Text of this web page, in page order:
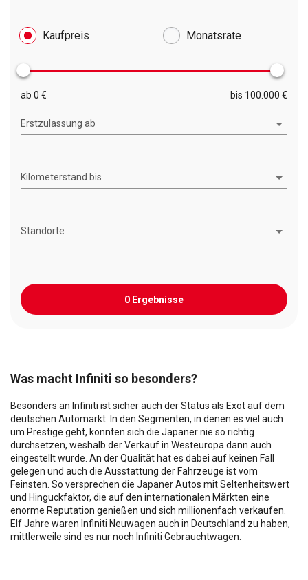
Kaufpreis Monatsrate
ab 0 € bis 100.000 €
Erstzulassung ab
Kilometerstand bis
Standorte
0 Ergebnisse
Was macht Infiniti so besonders?
Besonders an Infiniti ist sicher auch der Status als Exot auf dem
deutschen Automarkt. In den Segmenten, in denen es viel auch
um Prestige geht, konnten sich die Japaner nie so richtig
durchsetzen, weshalb der Verkauf in Westeuropa dann auch
eingestellt wurde. An der Qualität hat es dabei auf keinen Fall
gelegen und auch die Ausstattung der Fahrzeuge ist vom
Feinsten. So versprechen die Japaner Autos mit Seltenheitswert
und Hinguckfaktor, die auf den internationalen Märkten eine
enorme Reputation genießen und sich millionenfach verkaufen.
Elf Jahre waren Infiniti Neuwagen auch in Deutschland zu haben,
mittlerweile sind es nur noch Infiniti Gebrauchtwagen.